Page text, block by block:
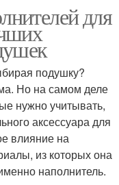
для
подушку?
Но на самом деле
нужно учитывать,
аксессуара для
влияние на
из которых она
наполнитель.